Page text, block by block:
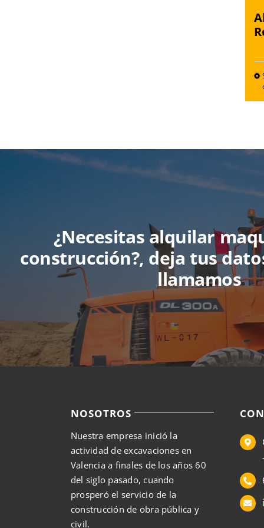
¿Necesitas alquilar
construcción?, deja tus
llamamos
NOSOTROS
Nuestra empresa inició la
actividad de excavaciones en
Valencia a finales de los años 60
del siglo pasado, cuando
prosperó el servicio de la
construcción de obra pública y
civil.